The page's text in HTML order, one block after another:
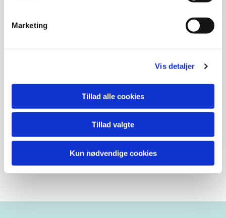
Marketing
Vis detaljer
Tillad alle cookies
Tillad valgte
Kun nødvendige cookies